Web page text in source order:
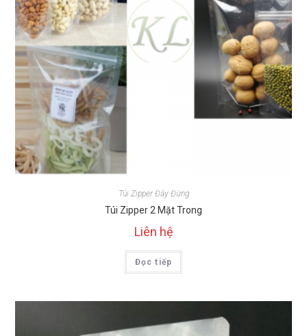
Túi Zipper Đáy Đứng
Túi Zipper 2 Mặt Trong
Liên hệ
Đọc tiếp